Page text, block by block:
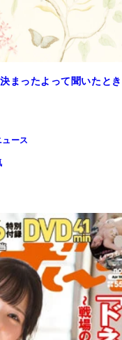
まったよって聞いたとき
ース